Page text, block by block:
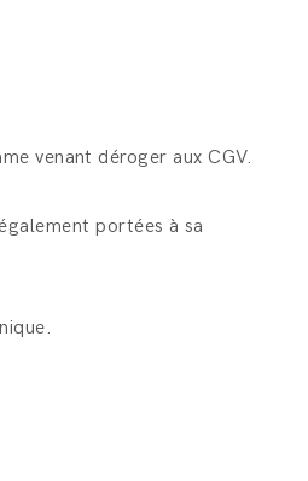
venant déroger aux CGV.
portées à sa